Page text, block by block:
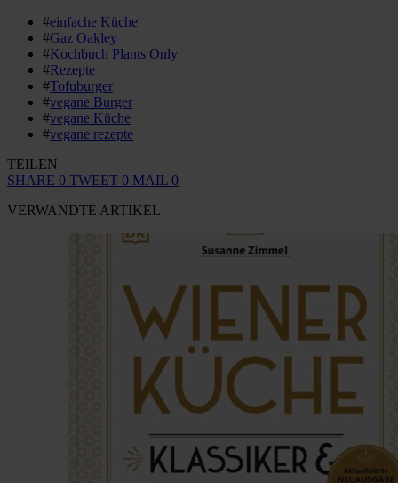
#einfache Küche
#Gaz Oakley
#Kochbuch Plants Only
#Rezepte
#Tofuburger
#vegane Burger
#vegane Küche
#vegane rezepte
TEILEN
SHARE 0 TWEET 0 MAIL 0
VERWANDTE ARTIKEL